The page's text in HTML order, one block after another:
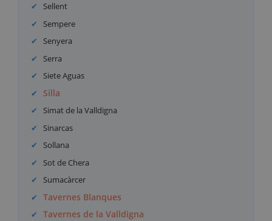
Sellent
Sempere
Senyera
Serra
Siete Aguas
Silla
Simat de la Valldigna
Sinarcas
Sollana
Sot de Chera
Sumacàrcer
Tavernes Blanques
Tavernes de la Valldigna